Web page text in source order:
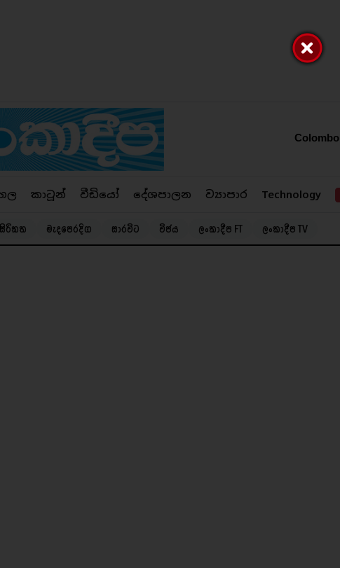
Colombo
කාටූන් වීඩියෝ දේශපාලන ව්‍යාපාර Technology
සිරිකත මැදපෙරදිග සාරවිට විජය ලංකාදීප FT ලංකාදීප TV